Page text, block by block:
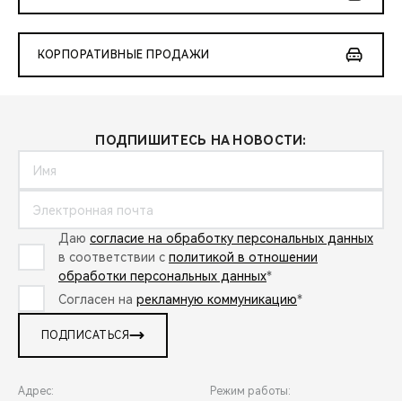
КОРПОРАТИВНЫЕ ПРОДАЖИ
ПОДПИШИТЕСЬ НА НОВОСТИ:
Даю согласие на обработку персональных данных
в соответствии с политикой в отношении
обработки персональных данных*
Согласен на рекламную коммуникацию*
ПОДПИСАТЬСЯ
Адрес: Режим работы: